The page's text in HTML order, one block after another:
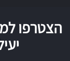
הצטרפו